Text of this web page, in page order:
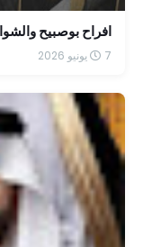
افراح بوصبيح
7 يونيو 2026